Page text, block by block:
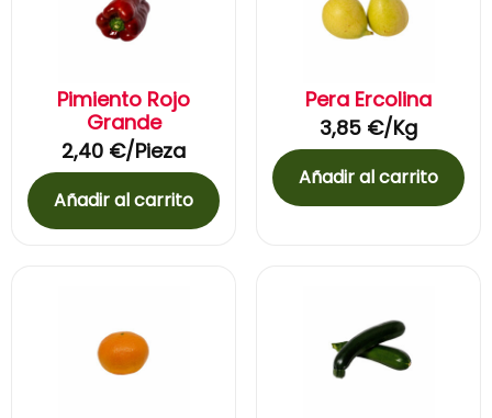
Pimiento Rojo
Grande
2,40 €/Pieza
Añadir al carrito
Pera Ercolina
3,85 €/Kg
Añadir al carrito